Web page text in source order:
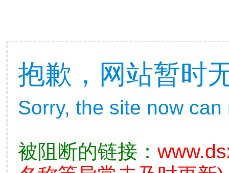
抱歉，网站暂时
Sorry, the site now
被阻断的链接：